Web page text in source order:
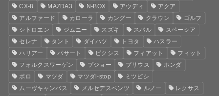
CX-8
MAZDA3 N-BOX アウディ
アクア
アルファード
カローラ カングー クラウン
ゴルフ
シトロエン
ジムニー スズキ スバル
スペーシア
セレナ
タント ダイハツ トヨタ
ハスラー
ハリアー
パサート ピクシス フィアット
フィット
フォルクスワーゲン
プジョー プリウス
ホンダ
ポロ
マツダ マツダi-stop
ミツビシ
ムーヴキャンバス
メルセデスベンツ ルノー
レクサス